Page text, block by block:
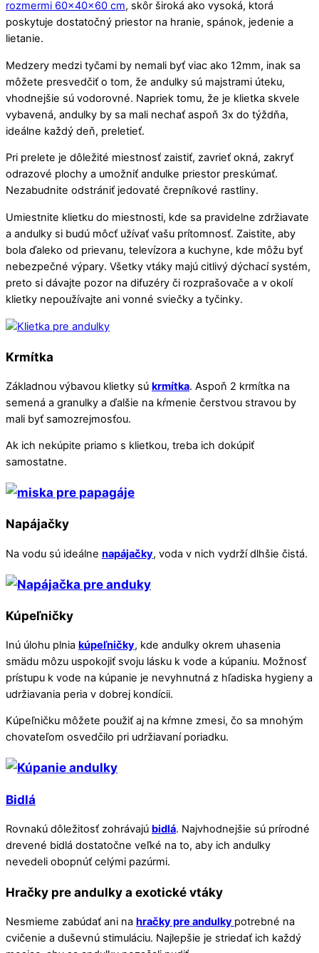
rozmermi 60x40x60 cm, skôr široká ako vysoká, ktorá
poskytuje dostatočný priestor na hranie, spánok, jedenie a
lietanie.
Medzery medzi tyčami by nemali byť viac ako 12mm, inak sa
môžete presvedčiť o tom, že andulky sú majstrami úteku,
vhodnejšie sú vodorovné. Napriek tomu, že je klietka skvele
vybavená, andulky by sa mali nechať aspoň 3x do týždňa,
ideálne každý deň, preletieť.
Pri prelete je dôležité miestnosť zaistiť, zavrieť okná, zakryť
odrazové plochy a umožniť andulke priestor preskúmať.
Nezabudnite odstrániť jedovaté črepníkové rastliny.
Umiestnite klietku do miestnosti, kde sa pravidelne zdržiavate
a andulky si budú môcť užívať vašu prítomnosť. Zaistite, aby
bola ďaleko od prievanu, televízora a kuchyne, kde môžu byť
nebezpečné výpary. Všetky vtáky majú citlivý dýchací systém,
preto si dávajte pozor na difuzéry či rozprašovače a v okolí
klietky nepoužívajte ani vonné sviečky a tyčinky.
Krmítka
Základnou výbavou klietky sú krmítka. Aspoň 2 krmítka na
semená a granulky a ďalšie na kŕmenie čerstvou stravou by
mali byť samozrejmosťou.
Ak ich nekúpite priamo s klietkou, treba ich dokúpiť
samostatne.
Napájačky
Na vodu sú ideálne napájačky, voda v nich vydrží dlhšie čistá.
Kúpeľničky
Inú úlohu plnia kúpeľničky, kde andulky okrem uhasenia
smädu môzu uspokojiť svoju lásku k vode a kúpaniu. Možnosť
prístupu k vode na kúpanie je nevyhnutná z hľadiska hygieny a
udržiavania peria v dobrej kondícii.
Kúpeľničku môžete použiť aj na kŕmne zmesi, čo sa mnohým
chovateľom osvedčilo pri udržiavaní poriadku.
Bidlá
Rovnakú dôležitosť zohrávajú bidlá. Najvhodnejšie sú prírodné
drevené bidlá dostatočne veľké na to, aby ich andulky
nevedeli obopnúť celými pazúrmi.
Hračky pre andulky a exotické vtáky
Nesmieme zabúdať ani na hračky pre andulky potrebné na
cvičenie a duševnú stimuláciu. Najlepšie je striedať ich každý